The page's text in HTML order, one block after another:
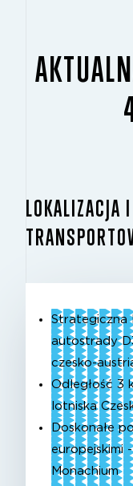
LOKALIZACJA
Strategiczna
autostrady
czesko-
Odległość 3
lotniska
Doskonałe
europejskimi
Monachium